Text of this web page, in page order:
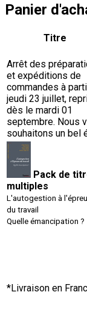
Panier
Arrêt des
et expéditions de
commandes à
jeudi 23 juillet,
dès le mardi 01
septembre. Nous
souhaitons un bel
Titre
Pack de
multiples
L'autogestion à
du travail
Quelle émancipation ?
*Livraison en